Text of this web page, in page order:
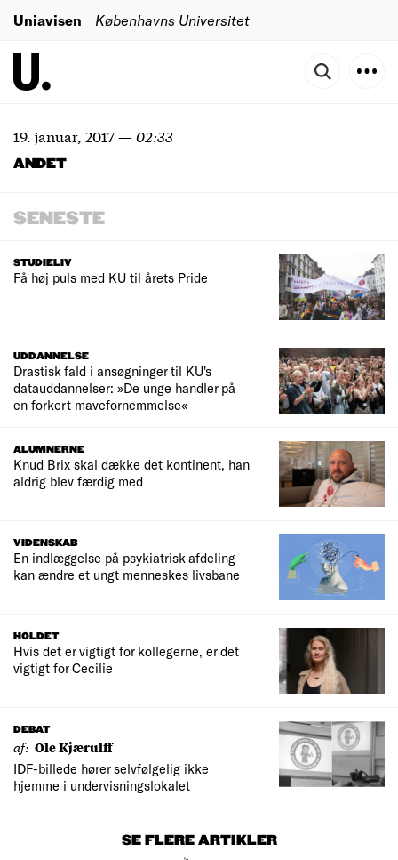
Uniavisen Københavns Universitet
19. januar, 2017—02:33
ANDET
SENESTE
STUDIELIV
Få høj puls med KU til årets Pride
UDDANNELSE
Drastisk fald i ansøgninger til KU's
datauddannelser: »De unge handler på
en forkert mavefornemmelse«
ALUMNERNE
Knud Brix skal dække det kontinent, han
aldrig blev færdig med
VIDENSKAB
En indlæggelse på psykiatrisk afdeling
kan ændre et ungt menneskes livsbane
HOLDET
Hvis det er vigtigt for kollegerne, er det
vigtigt for Cecilie
DEBAT
af: Ole Kjærulff
IDF-billede hører selvfølgelig ikke
hjemme i undervisningslokalet
SE FLERE ARTIKLER